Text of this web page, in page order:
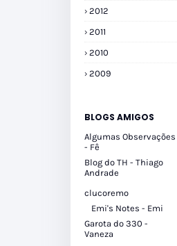
2012
2011
2010
2009
BLOGS AMIGOS
Algumas Observações
- Fê
Blog do TH - Thiago
Andrade
clucoremo
Emi's Notes - Emi
Garota do 330 -
Vaneza